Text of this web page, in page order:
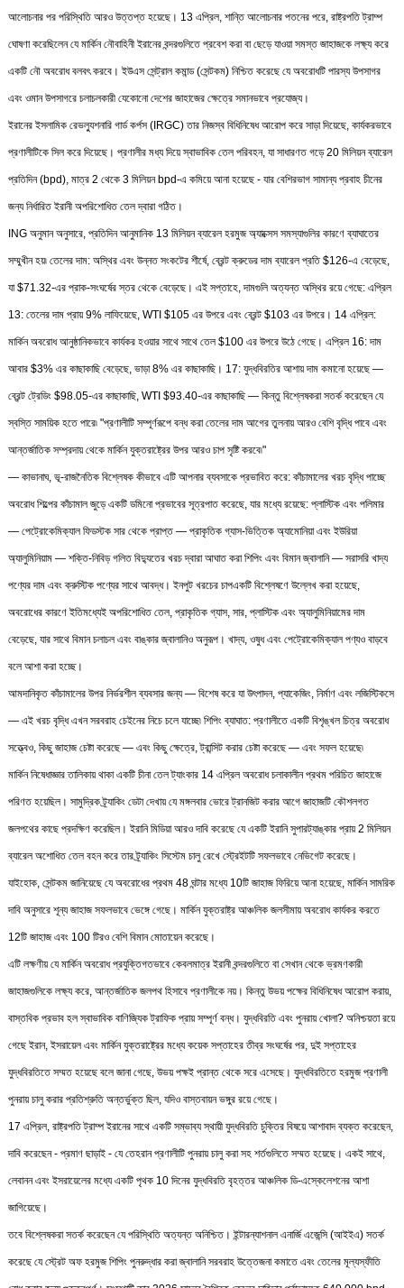
আলোচনার পর পরিস্থিতি আরও উত্তপ্ত হয়েছে। 13 এপ্রিল, শান্তি আলোচনার পতনের পরে, রাষ্ট্রপতি ট্রাম্প
ঘোষণা করেছিলেন যে মার্কিন নৌবাহিনী ইরানের বন্দরগুলিতে প্রবেশ করা বা ছেড়ে যাওয়া সমস্ত জাহাজকে লক্ষ্য করে
একটি নৌ অবরোধ বলবৎ করবে। ইউএস সেন্ট্রাল কমান্ড (সেন্টকম) নিশ্চিত করেছে যে অবরোধটি পারস্য উপসাগর
এবং ওমান উপসাগরে চলাচলকারী যেকোনো দেশের জাহাজের ক্ষেত্রে সমানভাবে প্রযোজ্য।
ইরানের ইসলামিক রেভল্যুশনারি গার্ড কর্পস (IRGC) তার নিজস্ব বিধিনিষেধ আরোপ করে সাড়া দিয়েছে, কার্যকরভাবে
প্রণালীটিকে সিল করে দিয়েছে। প্রণালীর মধ্য দিয়ে স্বাভাবিক তেল পরিবহন, যা সাধারণত গড়ে 20 মিলিয়ন ব্যারেল
প্রতিদিন (bpd), মাত্র 2 থেকে 3 মিলিয়ন bpd-এ কমিয়ে আনা হয়েছে - যার বেশিরভাগ সামান্য প্রবাহ চীনের
জন্য নির্ধারিত ইরানী অপরিশোধিত তেল দ্বারা গঠিত।
ING অনুমান অনুসারে, প্রতিদিন আনুমানিক 13 মিলিয়ন ব্যারেল হরমুজ অ্যাক্সেস সমস্যাগুলির কারণে ব্যাঘাতের
সম্মুখীন হয়৷ তেলের দাম: অস্থির এবং উন্নত সংকটের শীর্ষে, ব্রেন্ট ক্রুডের দাম ব্যারেল প্রতি $126-এ বেড়েছে,
যা $71.32-এর প্রাক-সংঘর্ষের স্তর থেকে বেড়েছে। এই সপ্তাহে, দামগুলি অত্যন্ত অস্থির রয়ে গেছে: এপ্রিল
13: তেলের দাম প্রায় 9% লাফিয়েছে, WTI $105 এর উপরে এবং ব্রেন্ট $103 এর উপরে। 14 এপ্রিল:
মার্কিন অবরোধ আনুষ্ঠানিকভাবে কার্যকর হওয়ার সাথে সাথে তেল $100 এর উপরে উঠে গেছে। এপ্রিল 16: দাম
আবার $3% এর কাছাকাছি বেড়েছে, ভাড়া 8% এর কাছাকাছি। 17: যুদ্ধবিরতির আশায় দাম কমানো হয়েছে —
ব্রেন্ট ট্রেডিং $98.05-এর কাছাকাছি, WTI $93.40-এর কাছাকাছি — কিন্তু বিশ্লেষকরা সতর্ক করেছেন যে
স্বস্তি সাময়িক হতে পারে৷ "প্রণালীটি সম্পূর্ণরূপে বন্ধ করা তেলের দাম আগের তুলনায় আরও বেশি বৃদ্ধি পাবে এবং
আন্তর্জাতিক সম্প্রদায় থেকে মার্কিন যুক্তরাষ্ট্রের উপর আরও চাপ সৃষ্টি করবে৷"
— কাভানাঘ, ভূ-রাজনৈতিক বিশ্লেষক কীভাবে এটি আপনার ব্যবসাকে প্রভাবিত করে: কাঁচামালের খরচ বৃদ্ধি পাচ্ছে
অবরোধ শিল্পের কাঁচামাল জুড়ে একটি ডমিনো প্রভাবের সূত্রপাত করেছে, যার মধ্যে রয়েছে: প্লাস্টিক এবং পলিমার
— পেট্রোকেমিক্যাল ফিডস্টক সার থেকে প্রাপ্ত — প্রাকৃতিক গ্যাস-ভিত্তিক অ্যামোনিয়া এবং ইউরিয়া
অ্যালুমিনিয়াম — শক্তি-নিবিড় গলিত বিদ্যুতের খরচ দ্বারা আঘাত করা শিপিং এবং বিমান জ্বালানি — সরাসরি খাদ্য
পণ্যের দাম এবং ক্রুস্টিক পণ্যের সাথে আবদ্ধ। ইনপুট খরচের চাপএকটি বিশ্লেষণে উল্লেখ করা হয়েছে,
অবরোধের কারণে ইতিমধ্যেই অপরিশোধিত তেল, প্রাকৃতিক গ্যাস, সার, প্লাস্টিক এবং অ্যালুমিনিয়ামের দাম
বেড়েছে, যার সাথে বিমান চলাচল এবং বাঙ্কার জ্বালানিও অনুরূপ। খাদ্য, ওষুধ এবং পেট্রোকেমিক্যাল পণ্যও বাড়বে
বলে আশা করা হচ্ছে।
আমদানিকৃত কাঁচামালের উপর নির্ভরশীল ব্যবসার জন্য — বিশেষ করে যা উৎপাদন, প্যাকেজিং, নির্মাণ এবং লজিস্টিকসে
— এই খরচ বৃদ্ধি এখন সরবরাহ চেইনের নিচে চলে যাচ্ছে৷ শিপিং ব্যাঘাত: প্রণালীতে একটি বিশৃঙ্খল চিত্র অবরোধ
সত্ত্বেও, কিছু জাহাজ চেষ্টা করেছে — এবং কিছু ক্ষেত্রে, ট্রান্সিট করার চেষ্টা করেছে — এবং সফল হয়েছে৷
মার্কিন নিষেধাজ্ঞার তালিকায় থাকা একটি চীনা তেল ট্যাংকার 14 এপ্রিল অবরোধ চলাকালীন প্রথম পরিচিত জাহাজে
পরিণত হয়েছিল। সামুদ্রিক ট্র্যাকিং ডেটা দেখায় যে মঙ্গলবার ভোরে ট্রানজিট করার আগে জাহাজটি কৌশলগত
জলপথের কাছে প্রদক্ষিণ করেছিল। ইরানি মিডিয়া আরও দাবি করেছে যে একটি ইরানি সুপারট্যাঙ্কার প্রায় 2 মিলিয়ন
ব্যারেল অশোধিত তেল বহন করে তার ট্র্যাকিং সিস্টেম চালু রেখে স্ট্রেইটটি সফলভাবে নেভিগেট করেছে।
যাইহোক, সেন্টকম জানিয়েছে যে অবরোধের প্রথম 48 ঘন্টার মধ্যে 10টি জাহাজ ফিরিয়ে আনা হয়েছে, মার্কিন সামরিক
দাবি অনুসারে শূন্য জাহাজ সফলভাবে ভেঙ্গে গেছে। মার্কিন যুক্তরাষ্ট্র আঞ্চলিক জলসীমায় অবরোধ কার্যকর করতে
12টি জাহাজ এবং 100 টিরও বেশি বিমান মোতায়েন করেছে।
এটি লক্ষণীয় যে মার্কিন অবরোধ প্রযুক্তিগতভাবে কেবলমাত্র ইরানী বন্দরগুলিতে বা সেখান থেকে ভ্রমণকারী
জাহাজগুলিকে লক্ষ্য করে, আন্তর্জাতিক জলপথ হিসাবে প্রণালীকে নয়। কিন্তু উভয় পক্ষের বিধিনিষেধ আরোপ করায়,
বাস্তবিক প্রভাব হল স্বাভাবিক বাণিজ্যিক ট্রাফিক প্রায় সম্পূর্ণ বন্ধ। যুদ্ধবিরতি এবং পুনরায় খোলা? অনিশ্চয়তা রয়ে
গেছে ইরান, ইসরায়েল এবং মার্কিন যুক্তরাষ্ট্রের মধ্যে কয়েক সপ্তাহের তীব্র সংঘর্ষের পর, দুই সপ্তাহের
যুদ্ধবিরতিতে সম্মত হয়েছে বলে জানা গেছে, উভয় পক্ষই প্রান্ত থেকে সরে এসেছে। যুদ্ধবিরতিতে হরমুজ প্রণালী
পুনরায় চালু করার প্রতিশ্রুতি অন্তর্ভুক্ত ছিল, যদিও বাস্তবায়ন ভঙ্গুর রয়ে গেছে।
17 এপ্রিল, রাষ্ট্রপতি ট্রাম্প ইরানের সাথে একটি সম্ভাব্য স্থায়ী যুদ্ধবিরতি চুক্তির বিষয়ে আশাবাদ ব্যক্ত করেছেন,
দাবি করেছেন - প্রমাণ ছাড়াই - যে তেহরান প্রণালীটি পুনরায় চালু করা সহ শর্তগুলিতে সম্মত হয়েছে। একই সাথে,
লেবানন এবং ইসরায়েলের মধ্যে একটি পৃথক 10 দিনের যুদ্ধবিরতি বৃহত্তর আঞ্চলিক ডি-এস্কেলেশনের আশা
জাগিয়েছে।
তবে বিশ্লেষকরা সতর্ক করেছেন যে পরিস্থিতি অত্যন্ত অনিশ্চিত। ইন্টারন্যাশনাল এনার্জি এজেন্সি (আইইএ) সতর্ক
করেছে যে স্ট্রেট অফ হরমুজ শিপিং পুনরুদ্ধার করা জ্বালানি সরবরাহ উত্তেজনা কমাতে এবং তেলের মূল্যস্ফীতি